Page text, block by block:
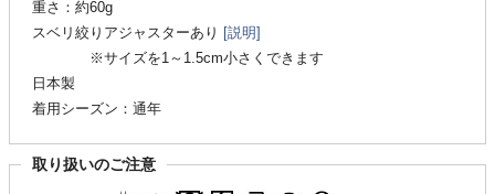
重さ：約60g
スベリ絞りアジャスターあり [説明]
※サイズを1～1.5cm小さくできます
日本製
着用シーズン：通年
取り扱いのご注意